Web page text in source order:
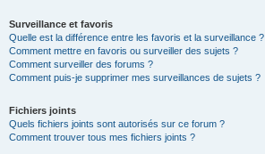
Surveillance et favoris
Quelle est la différence entre les favoris et la surveillance ?
Comment mettre en favoris ou surveiller des sujets ?
Comment surveiller des forums ?
Comment puis-je supprimer mes surveillances de sujets ?
Fichiers joints
Quels fichiers joints sont autorisés sur ce forum ?
Comment trouver tous mes fichiers joints ?